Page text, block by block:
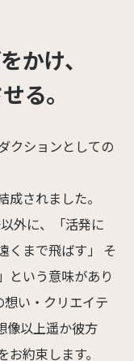
かけ、
る。
クションとしての
成されました。
外に、「活発に
くまで飛ばす」 そ
という意味があり
想い・クリエイテ
像以上遥か彼方
約束します。